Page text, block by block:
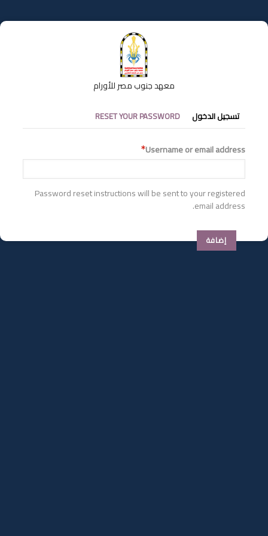
إلى
المحتوى
معهد جنوب مصر للأورام
التبويبات
الأساسية
تسجيل الدخول RESET YOUR PASSWORD
Username or email address
Password reset instructions will be sent to your registered
email address.